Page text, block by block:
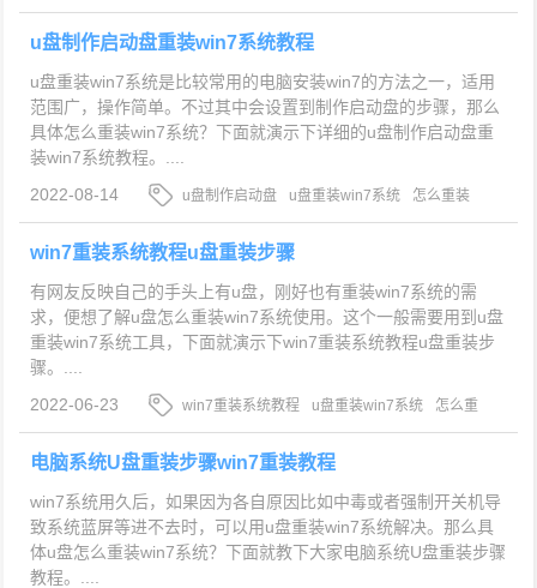
win7系统
u盘制作启动盘重装win7系统教程
u盘重装win7系统是比较常用的电脑安装win7的方法之一，适用
范围广，操作简单。不过其中会设置到制作启动盘的步骤，那么
具体怎么重装win7系统？下面就演示下详细的u盘制作启动盘重
装win7系统教程。....
2022-08-14
u盘制作启动盘 u盘重装win7系统
怎么重装
win7系统
win7重装系统教程u盘重装步骤
有网友反映自己的手头上有u盘，刚好也有重装win7系统的需
求，便想了解u盘怎么重装win7系统使用。这个一般需要用到u盘
重装win7系统工具，下面就演示下win7重装系统教程u盘重装步
骤。....
2022-06-23
win7重装系统教程 u盘重装win7系统
怎么重
装win7系统
电脑系统U盘重装步骤win7重装教程
win7系统用久后，如果因为各自原因比如中毒或者强制开关机导
致系统蓝屏等进不去时，可以用u盘重装win7系统解决。那么具
体u盘怎么重装win7系统？下面就教下大家电脑系统U盘重装步骤
教程。....